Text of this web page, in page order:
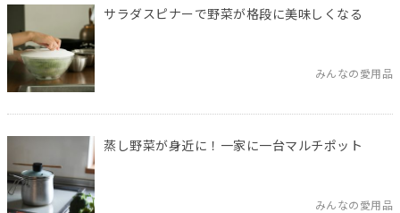
サラダスピナーで野菜が格段に美味しくなる
みんなの愛用品
蒸し野菜が身近に！一家に一台マルチポット
みんなの愛用品